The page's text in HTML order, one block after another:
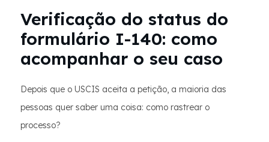
Verificação do status do
formulário I-140: como
acompanhar o seu caso
Depois que o USCIS aceita a petição, a maioria das
pessoas quer saber uma coisa: como rastrear o
processo?